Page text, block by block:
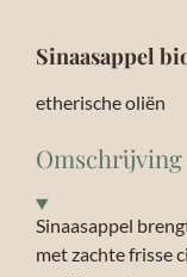
Sinaasappel
etherische oliën
Omschrijving
Sinaasappel
met zachte frisse